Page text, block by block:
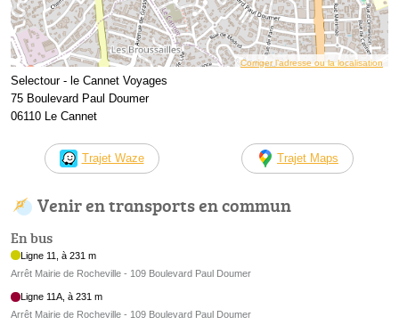
Corriger l’adresse ou la localisation
Selectour - le Cannet Voyages
75 Boulevard Paul Doumer
06110 Le Cannet
Trajet Waze Trajet Maps
Venir en transports en commun
En bus
Ligne 11, à 231 m
Arrêt Mairie de Rocheville - 109 Boulevard Paul Doumer
Ligne 11A, à 231 m
Arrêt Mairie de Rocheville - 109 Boulevard Paul Doumer